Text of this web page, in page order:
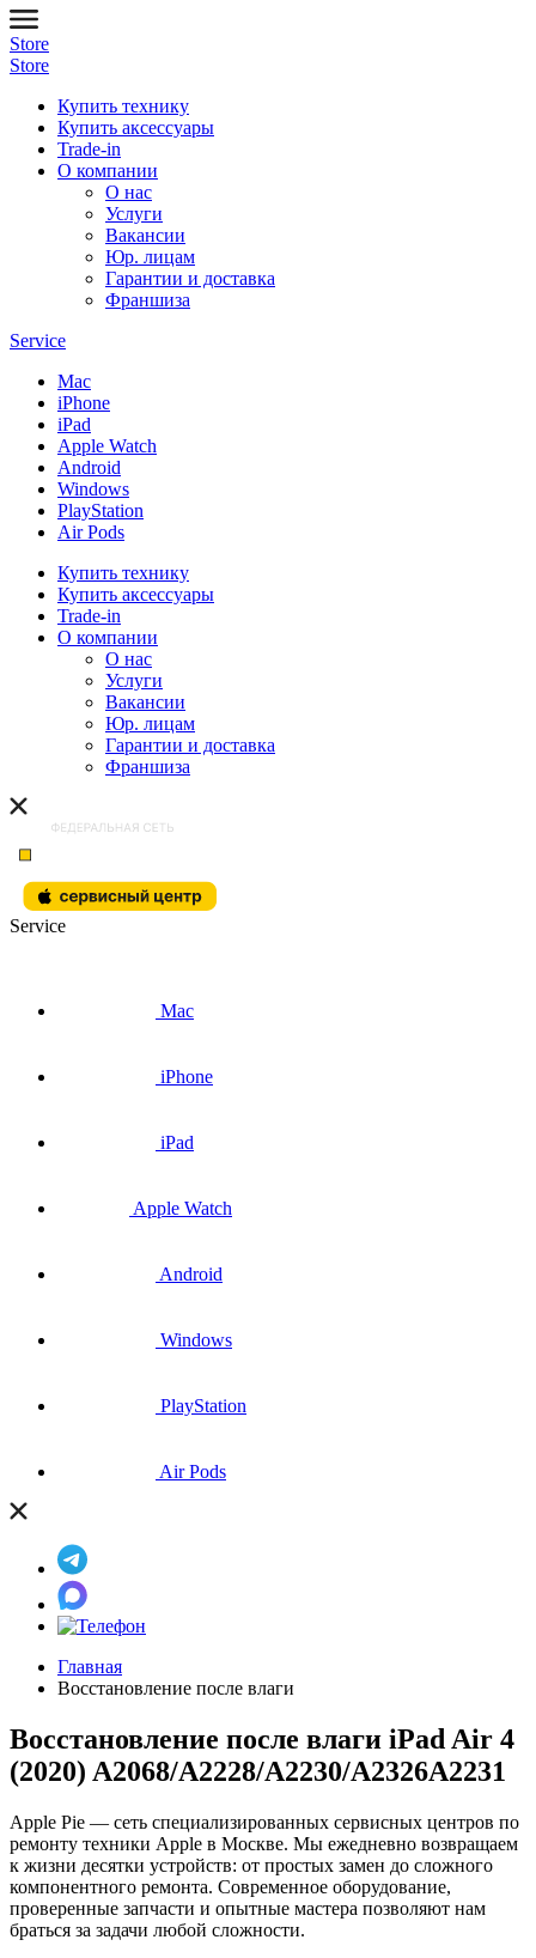
Store
Store
Купить технику
Купить аксессуары
Trade-in
О компании
О нас
Услуги
Вакансии
Юр. лицам
Гарантии и доставка
Франшиза
Service
Mac
iPhone
iPad
Apple Watch
Android
Windows
PlayStation
Air Pods
Купить технику
Купить аксессуары
Trade-in
О компании
О нас
Услуги
Вакансии
Юр. лицам
Гарантии и доставка
Франшиза
Service
Mac
iPhone
iPad
Apple Watch
Android
Windows
PlayStation
Air Pods
Главная
Восстановление после влаги
Восстановление после влаги iPad Air 4
(2020) A2068/A2228/A2230/A2326A2231
Apple Pie — сеть специализированных сервисных центров по
ремонту техники Apple в Москве. Мы ежедневно возвращаем
к жизни десятки устройств: от простых замен до сложного
компонентного ремонта. Современное оборудование,
проверенные запчасти и опытные мастера позволяют нам
браться за задачи любой сложности.